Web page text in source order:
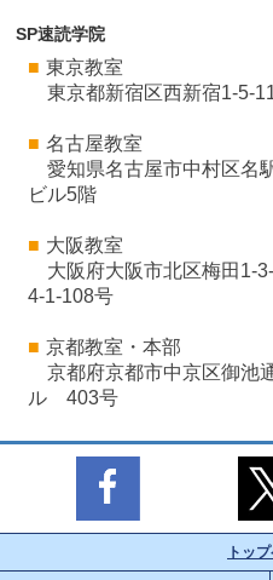
SP速読学院
■ 東京教室
東京都新宿区西新宿1-5-
■ 名古屋教室
愛知県名古屋市中村区名
ビル5階
■ 大阪教室
大阪府大阪市北区梅田
4-1-108号
■ 京都教室・本部
京都府京都市中京区御池
ル 403号
トッ